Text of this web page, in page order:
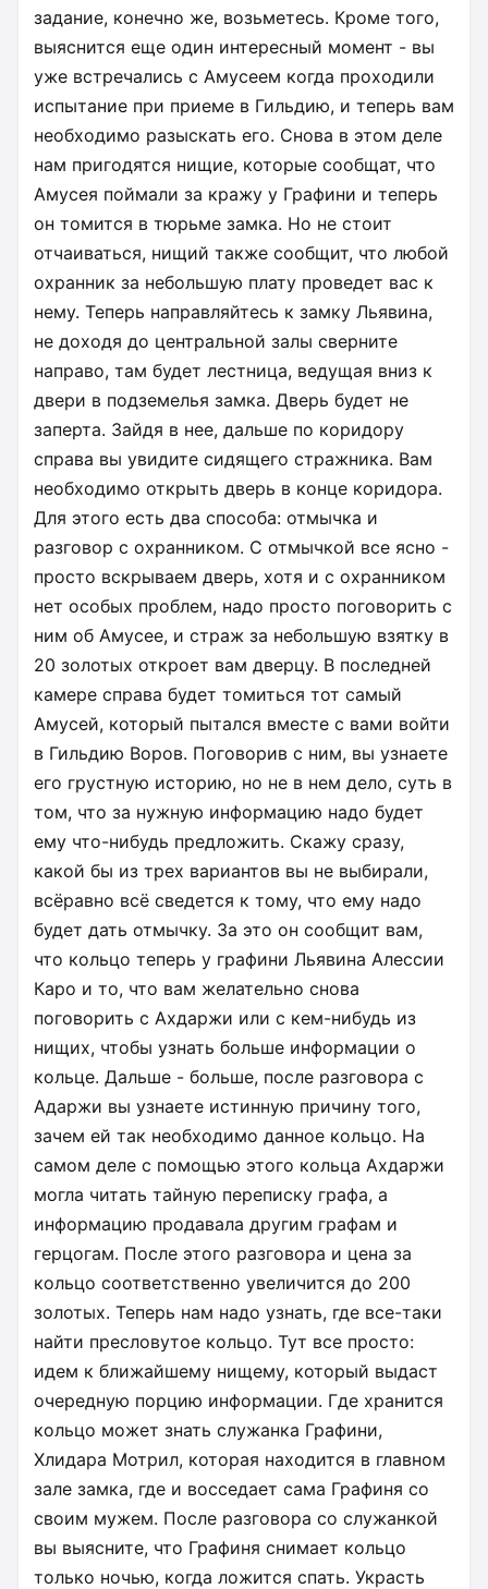
задание, конечно же, возьметесь. Кроме того,
выяснится еще один интересный момент - вы
уже встречались с Амусеем когда проходили
испытание при приеме в Гильдию, и теперь вам
необходимо разыскать его. Снова в этом деле
нам пригодятся нищие, которые сообщат, что
Амусея поймали за кражу у Графини и теперь
он томится в тюрьме замка. Но не стоит
отчаиваться, нищий также сообщит, что любой
охранник за небольшую плату проведет вас к
нему. Теперь направляйтесь к замку Льявина,
не доходя до центральной залы сверните
направо, там будет лестница, ведущая вниз к
двери в подземелья замка. Дверь будет не
заперта. Зайдя в нее, дальше по коридору
справа вы увидите сидящего стражника. Вам
необходимо открыть дверь в конце коридора.
Для этого есть два способа: отмычка и
разговор с охранником. С отмычкой все ясно -
просто вскрываем дверь, хотя и с охранником
нет особых проблем, надо просто поговорить с
ним об Амусее, и страж за небольшую взятку в
20 золотых откроет вам дверцу. В последней
камере справа будет томиться тот самый
Амусей, который пытался вместе с вами войти
в Гильдию Воров. Поговорив с ним, вы узнаете
его грустную историю, но не в нем дело, суть в
том, что за нужную информацию надо будет
ему что-нибудь предложить. Скажу сразу,
какой бы из трех вариантов вы не выбирали,
всёравно всё сведется к тому, что ему надо
будет дать отмычку. За это он сообщит вам,
что кольцо теперь у графини Льявина Алессии
Каро и то, что вам желательно снова
поговорить с Ахдаржи или с кем-нибудь из
нищих, чтобы узнать больше информации о
кольце. Дальше - больше, после разговора с
Адаржи вы узнаете истинную причину того,
зачем ей так необходимо данное кольцо. На
самом деле с помощью этого кольца Ахдаржи
могла читать тайную переписку графа, а
информацию продавала другим графам и
герцогам. После этого разговора и цена за
кольцо соответственно увеличится до 200
золотых. Теперь нам надо узнать, где все-таки
найти пресловутое кольцо. Тут все просто:
идем к ближайшему нищему, который выдаст
очередную порцию информации. Где хранится
кольцо может знать служанка Графини,
Хлидара Мотрил, которая находится в главном
зале замка, где и восседает сама Графиня со
своим мужем. После разговора со служанкой
вы выясните, что Графиня снимает кольцо
только ночью, когда ложится спать. Украсть